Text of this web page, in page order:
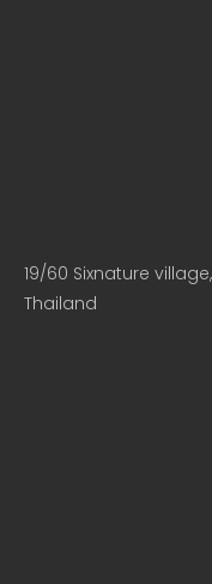
19/60 Sixnature
Thailand​